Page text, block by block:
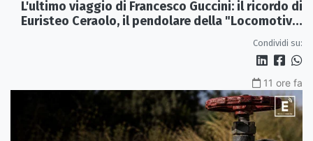
L'ultimo viaggio di Francesco Guccini: il ricordo di
Euristeo Ceraolo, il pendolare della "Locomotiva
Condividi su:
11 ore fa